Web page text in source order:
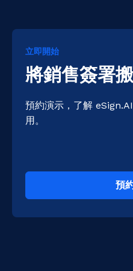
立即開始
將銷售簽署
預約演示，了解
用。
預